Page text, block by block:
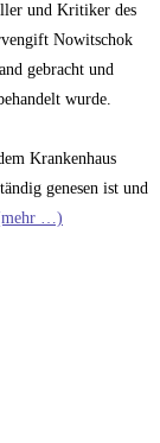
und Kritiker des
Nowitschok
gebracht und
wurde.
Krankenhaus
genesen ist und
…)